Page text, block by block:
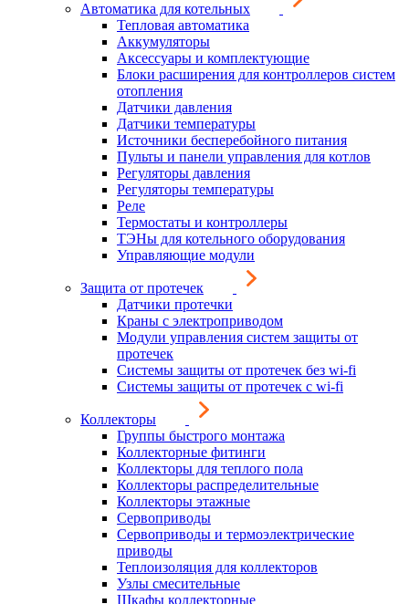
Автоматика для котельных
Тепловая автоматика
Аккумуляторы
Аксессуары и комплектующие
Блоки расширения для контроллеров систем
отопления
Датчики давления
Датчики температуры
Источники бесперебойного питания
Пульты и панели управления для котлов
Регуляторы давления
Регуляторы температуры
Реле
Термостаты и контроллеры
ТЭНы для котельного оборудования
Управляющие модули
Защита от протечек
Датчики протечки
Краны с электроприводом
Модули управления систем защиты от
протечек
Системы защиты от протечек без wi-fi
Системы защиты от протечек с wi-fi
Коллекторы
Группы быстрого монтажа
Коллекторные фитинги
Коллекторы для теплого пола
Коллекторы распределительные
Коллекторы этажные
Сервоприводы
Сервоприводы и термоэлектрические
приводы
Теплоизоляция для коллекторов
Узлы смесительные
Шкафы коллекторные